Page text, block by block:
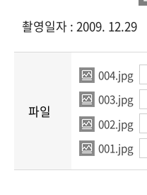
촬영일자 : 2009. 12.29
파일
004.jpg
003.jpg
002.jpg
001.jpg